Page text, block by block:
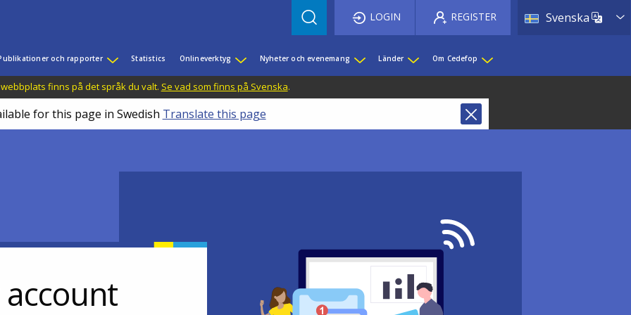
Svenska List
LOGIN REGISTER
och rapporter Statistics Onlineverktyg Nyheter och evenemang Länder Om Cedefop
finns på det språk du valt. Se vad som finns på Svenska.
for this page in Swedish Translate this page